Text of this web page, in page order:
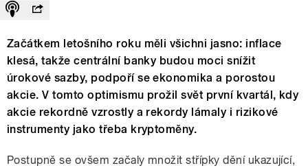
Začátkem letošního roku měli všichni jasno: inflace
klesá, takže centrální banky budou moci snížit
úrokové sazby, podpoří se ekonomika a porostou
akcie. V tomto optimismu prožil svět první kvartál, kdy
akcie rekordně vzrostly a rekordy lámaly i rizikové
instrumenty jako třeba kryptoměny.
Postupně se ovšem začaly množit střípky dění ukazující,